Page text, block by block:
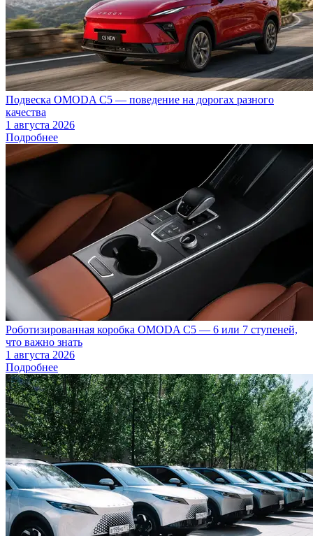
Подвеска OMODA C5 — поведение на дорогах разного
качества
1 августа 2026
Подробнее
Роботизированная коробка OMODA C5 — 6 или 7 ступеней,
что важно знать
1 августа 2026
Подробнее